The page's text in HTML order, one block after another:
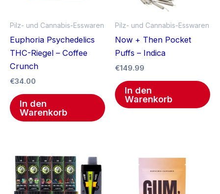
Pilz- und Cannabis-Esswaren
Euphoria Psychedelics
THC-Riegel – Coffee
Crunch
€34.00
In den
Warenkorb
Pilz- und Cannabis-Esswaren
Now + Then Pocket
Puffs – Indica
€149.99
In den
Warenkorb
€13.00
bis
€40.00